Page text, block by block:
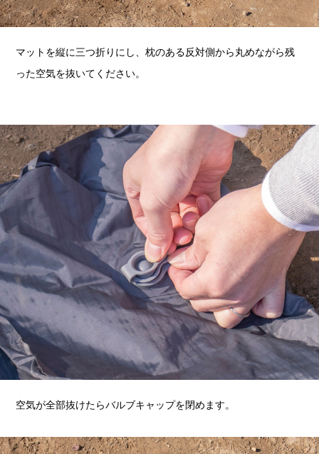
マットを縦に三つ折りにし、枕のある反対側から丸めながら残
った空気を抜いてください。
空気が全部抜けたらバルブキャップを閉めます。